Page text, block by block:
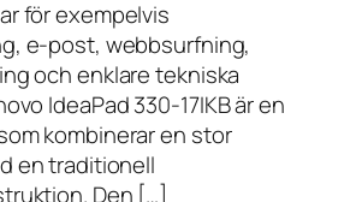
för exempelvis
e-post, webbsurfning,
och enklare tekniska
IdeaPad 330-17IKB är en
kombinerar en stor
en traditionell
Den […]